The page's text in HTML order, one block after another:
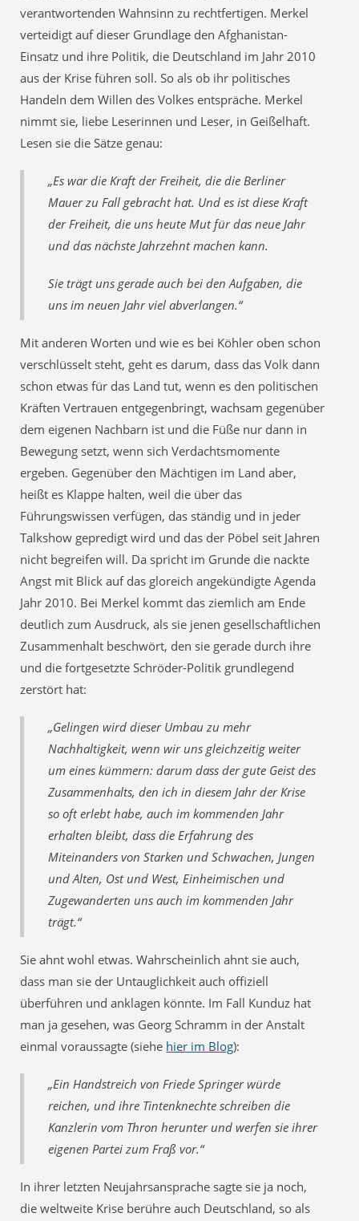
verantwortenden Wahnsinn zu rechtfertigen. Merkel
verteidigt auf dieser Grundlage den Afghanistan-
Einsatz und ihre Politik, die Deutschland im Jahr 2010
aus der Krise führen soll. So als ob ihr politisches
Handeln dem Willen des Volkes entspräche. Merkel
nimmt sie, liebe Leserinnen und Leser, in Geißelhaft.
Lesen sie die Sätze genau:
„Es war die Kraft der Freiheit, die die Berliner
Mauer zu Fall gebracht hat. Und es ist diese Kraft
der Freiheit, die uns heute Mut für das neue Jahr
und das nächste Jahrzehnt machen kann.
Sie trägt uns gerade auch bei den Aufgaben, die
uns im neuen Jahr viel abverlangen.“
Mit anderen Worten und wie es bei Köhler oben schon
verschlüsselt steht, geht es darum, dass das Volk dann
schon etwas für das Land tut, wenn es den politischen
Kräften Vertrauen entgegenbringt, wachsam gegenüber
dem eigenen Nachbarn ist und die Füße nur dann in
Bewegung setzt, wenn sich Verdachtsmomente
ergeben. Gegenüber den Mächtigen im Land aber,
heißt es Klappe halten, weil die über das
Führungswissen verfügen, das ständig und in jeder
Talkshow gepredigt wird und das der Pöbel seit Jahren
nicht begreifen will. Da spricht im Grunde die nackte
Angst mit Blick auf das gloreich angekündigte Agenda
Jahr 2010. Bei Merkel kommt das ziemlich am Ende
deutlich zum Ausdruck, als sie jenen gesellschaftlichen
Zusammenhalt beschwört, den sie gerade durch ihre
und die fortgesetzte Schröder-Politik grundlegend
zerstört hat:
„Gelingen wird dieser Umbau zu mehr
Nachhaltigkeit, wenn wir uns gleichzeitig weiter
um eines kümmern: darum dass der gute Geist des
Zusammenhalts, den ich in diesem Jahr der Krise
so oft erlebt habe, auch im kommenden Jahr
erhalten bleibt, dass die Erfahrung des
Miteinanders von Starken und Schwachen, Jungen
und Alten, Ost und West, Einheimischen und
Zugewanderten uns auch im kommenden Jahr
trägt.“
Sie ahnt wohl etwas. Wahrscheinlich ahnt sie auch,
dass man sie der Untauglichkeit auch offiziell
überführen und anklagen könnte. Im Fall Kunduz hat
man ja gesehen, was Georg Schramm in der Anstalt
einmal voraussagte (siehe hier im Blog):
„Ein Handstreich von Friede Springer würde
reichen, und ihre Tintenknechte schreiben die
Kanzlerin vom Thron herunter und werfen sie ihrer
eigenen Partei zum Fraß vor.“
In ihrer letzten Neujahrsansprache sagte sie ja noch,
die weltweite Krise berühre auch Deutschland, so als